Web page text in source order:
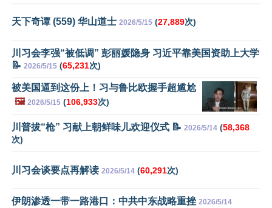
天下奇谭 (559) 华山道士 2026/5/15 (27,889次)
川习会李强“被低调” 彭丽媛隐身 习近平靠美国资助上大学
📝 2026/5/15 (65,231次)
被美国逼到这份上！习与鲁比欧握手超尴尬
🖼️ 2026/5/15 (106,933次)
川普拔“枪” 习献上朝鲜味儿欢迎仪式 📝 2026/5/14 (58,368
次)
川习会谈要点再解读 2026/5/14 (60,291次)
伊朗渗透一带一路港口：中共中东战略重挫 2026/5/14